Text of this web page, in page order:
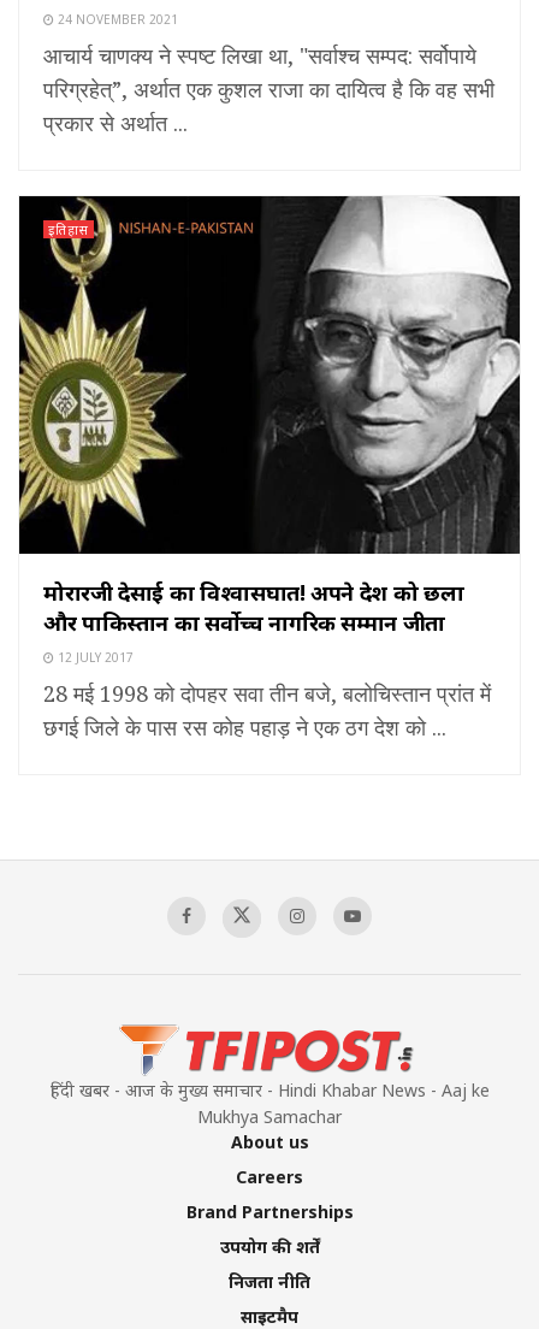
24 NOVEMBER 2021
आचार्य चाणक्य ने स्पष्ट लिखा था, "सर्वाश्च सम्पद: सर्वोपाये
परिग्रहेत्”, अर्थात एक कुशल राजा का दायित्व है कि वह सभी
प्रकार से अर्थात ...
इतिहास
मोरारजी देसाई का विश्वासघात! अपने देश को छला
और पाकिस्तान का सर्वोच्च नागरिक सम्मान जीता
12 JULY 2017
28 मई 1998 को दोपहर सवा तीन बजे, बलोचिस्तान प्रांत में
छगई जिले के पास रस कोह पहाड़ ने एक ठग देश को ...
हिंदी खबर - आज के मुख्य समाचार - Hindi Khabar News - Aaj ke
Mukhya Samachar
About us
Careers
Brand Partnerships
उपयोग की शर्तें
निजता नीति
साइटमैप